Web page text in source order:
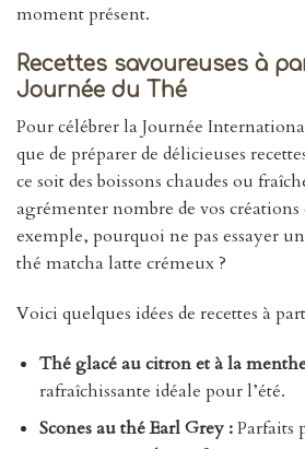
moment présent.
Recettes savoureuses à
Journée du Thé
Pour célébrer la Journée
que de préparer de délicieuses
ce soit des boissons chaudes ou
agrémenter nombre de vos
exemple, pourquoi ne pas essayer
thé matcha latte crémeux ?
Voici quelques idées de recettes à
Thé glacé au citron et à la
rafraîchissante idéale pour l’été.
Scones au thé Earl Grey :Parfaits